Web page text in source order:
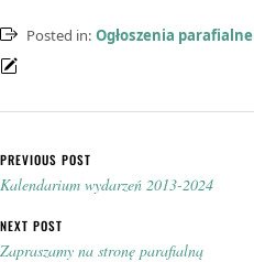
Posted in: Ogłoszenia parafialne
Nawigacja wpisu
PREVIOUS POST
Kalendarium wydarzeń 2013-2024
NEXT POST
Zapraszamy na stronę parafialną